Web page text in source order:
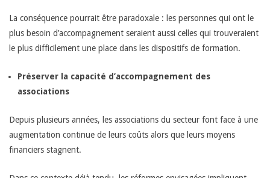
La conséquence pourrait être paradoxale : les personnes qui ont le
plus besoin d’accompagnement seraient aussi celles qui trouveraient
le plus difficilement une place dans les dispositifs de formation.
Préserver la capacité d’accompagnement des
associations
Depuis plusieurs années, les associations du secteur font face à une
augmentation continue de leurs coûts alors que leurs moyens
financiers stagnent.